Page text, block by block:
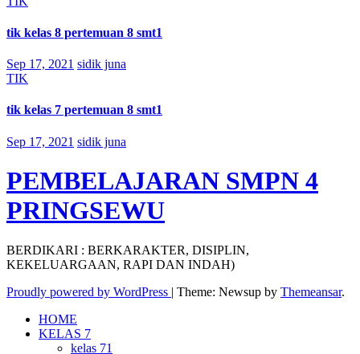
tik kelas 8 pertemuan 8 smt1
Sep 17, 2021 sidik juna
TIK
tik kelas 7 pertemuan 8 smt1
Sep 17, 2021 sidik juna
PEMBELAJARAN SMPN 4
PRINGSEWU
BERDIKARI : BERKARAKTER, DISIPLIN,
KEKELUARGAAN, RAPI DAN INDAH)
Proudly powered by WordPress | Theme: Newsup by Themeansar.
HOME
KELAS 7
kelas 71